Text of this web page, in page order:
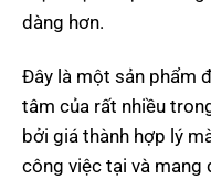
dàng hơn.
Đây là một sản phẩm
tâm của rất nhiều
bởi giá thành hợp lý
công việc tại và mang